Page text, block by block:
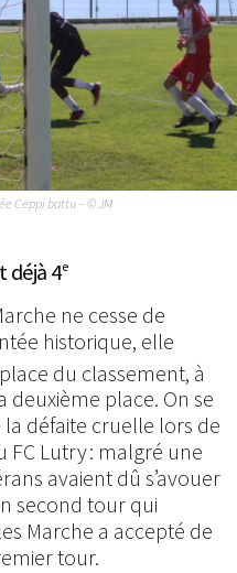
Ceppi battu – © JM
déjà 4e
ne cesse de
historique, elle
place du classement, à
place. On se
défaite cruelle lors de
FC Lutry : malgré une
avaient dû s’avouer
second tour qui
Marche a accepté de
tour.